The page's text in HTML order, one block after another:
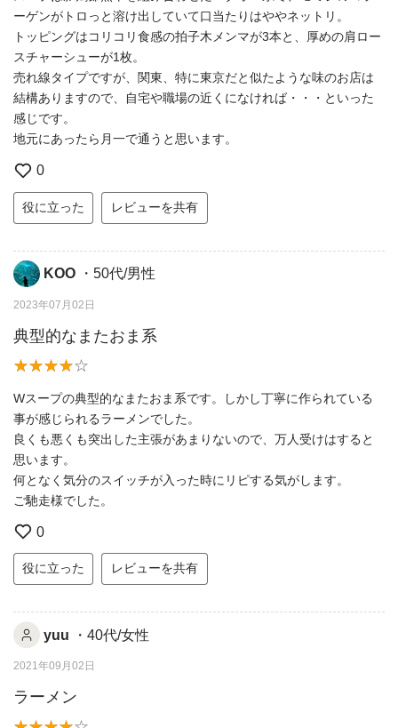
ーゲンがトロっと溶け出していて口当たりはややネットリ。
トッピングはコリコリ食感の拍子木メンマが3本と、厚めの肩ロー
スチャーシューが1枚。
売れ線タイプですが、関東、特に東京だと似たような味のお店は
結構ありますので、自宅や職場の近くになければ・・・といった
感じです。
地元にあったら月一で通うと思います。
0
役に立った レビューを共有
KOO ・50代/男性
2023年07月02日
典型的なまたおま系
Wスープの典型的なまたおま系です。しかし丁寧に作られている
事が感じられるラーメンでした。
良くも悪くも突出した主張があまりないので、万人受けはすると
思います。
何となく気分のスイッチが入った時にリピする気がします。
ご馳走様でした。
0
役に立った レビューを共有
yuu ・40代/女性
2021年09月02日
ラーメン